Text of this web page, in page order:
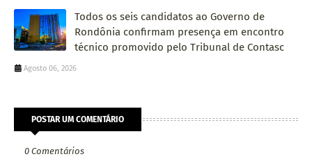
Todos os seis candidatos ao Governo de
Rondônia confirmam presença em encontro
técnico promovido pelo Tribunal de Contasc
Agosto 06, 2026
POSTAR UM COMENTÁRIO
0 Comentários